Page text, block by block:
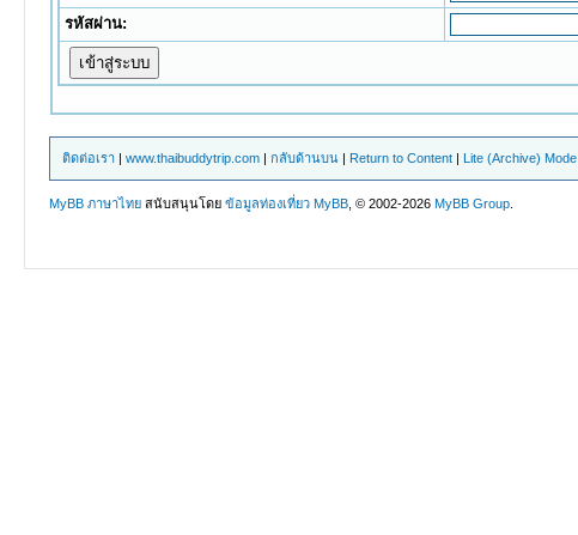
รหัสผ่าน:
ติดต่อเรา |www.thaibuddytrip.com |กลับด้านบน | Return to Content | Lite (Archive) Mode
MyBB ภาษาไทย สนับสนุนโดยข้อมูลท่องเที่ยว MyBB , © 2002-2026MyBB Group